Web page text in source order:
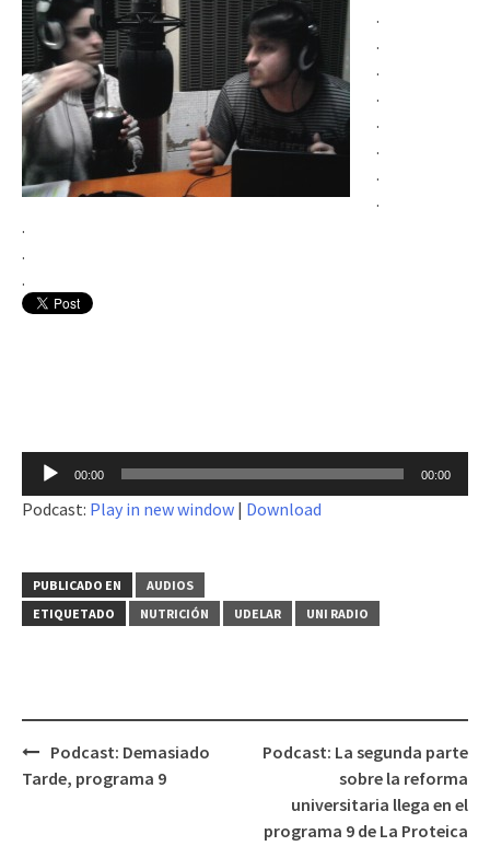
.
.
.
.
.
.
.
.
.
.
.
Reproductor
de
audio
00:00 00:00
Podcast: Play in new window | Download
PUBLICADO EN
AUDIOS
ETIQUETADO
NUTRICIÓN UDELAR UNI RADIO
Navegación
Podcast: Demasiado
Tarde, programa 9
Podcast: La segunda parte
sobre la reforma
universitaria llega en el
programa 9 de La Proteica